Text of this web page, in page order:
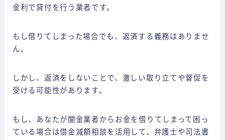
金利で貸付を行う業者です。
もし借りてしまった場合でも、返済する義務はありませ
ん。
しかし、返済をしないことで、激しい取り立てや督促を
受ける可能性があります。
もし、あなたが闇金業者からお金を借りてしまって困っ
ている場合は借金減額相談を活用して、弁護士や司法書